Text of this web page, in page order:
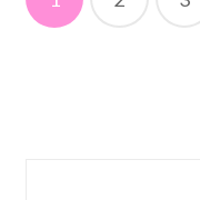
navigation